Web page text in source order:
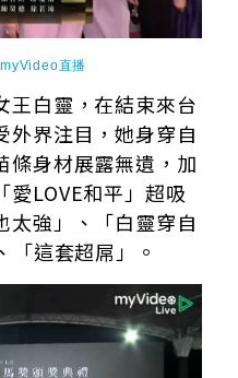
myVideo直播
王白靈，在結束來台
外界注目，她身穿自
條身材展露無遺，加
愛LOVE和平」超吸
太強」、「白靈穿自
「這套超屌」。